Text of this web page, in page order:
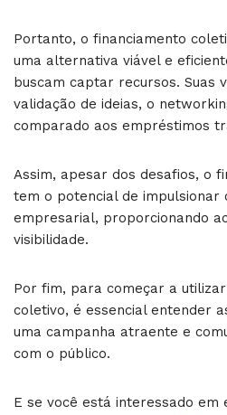
Portanto, o financiamento
uma alternativa viável e
buscam captar recursos. Suas
validação de ideias, o
comparado aos empréstimos
Assim, apesar dos desafios, o
tem o potencial de impulsionar
empresarial, proporcionando
visibilidade.
Por fim, para começar a
coletivo, é essencial entender
uma campanha atraente e
com o público.
E se você está interessado